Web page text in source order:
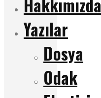
Hakkımızda
Yazılar
Dosya
Odak